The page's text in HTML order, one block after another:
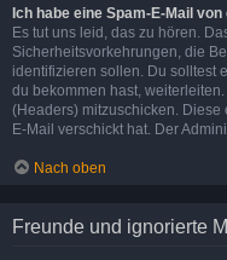
Ich habe eine Spam-E-Mail
Es tut uns leid, das zu hören.
Sicherheitsvorkehrungen, die
identifizieren sollen. Du solltest
du bekommen hast,
(Headers) mitzuschicken.
E-Mail verschickt hat. Der
Nach oben
Freunde und ignorierte